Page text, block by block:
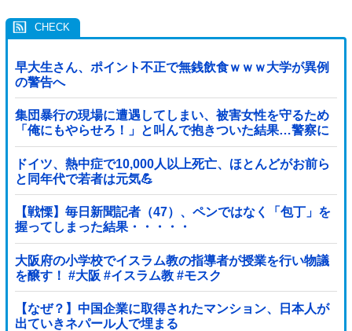
早大生さん、ポイント不正で無銭飲食ｗｗｗ大学が異例
の警告へ
集団暴行の現場に遭遇してしまい、被害女性を守るため
「俺にもやらせろ！」と叫んで抱きついた結果…警察に
連行され〇〇扱いされる悲劇へ←機転を利かせた結果が
裏目に出すぎて惨事
ドイツ、熱中症で10,000人以上死亡、ほとんどがお前ら
と同年代で若者は元気💪
【戦慄】毎日新聞記者（47）、ペンではなく「包丁」を
握ってしまった結果・・・・・
大阪府の小学校でイスラム教の指導者が授業を行い物議
を醸す！ #大阪 #イスラム教 #モスク
【なぜ？】中国企業に取得されたマンション、日本人が
出ていきネパール人で埋まる